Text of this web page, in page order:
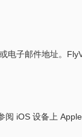
子邮件地址。
iOS 设备上